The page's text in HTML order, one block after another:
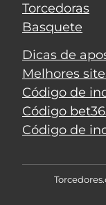
Torcedoras
Basquete
Dicas de
Melhores
Código de
Código
Código de